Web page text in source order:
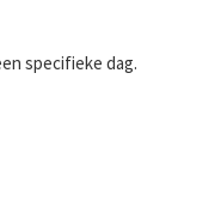
specifieke dag.